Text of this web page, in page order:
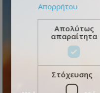
Απορρήτου
Απολύτως
απαραίτητα
Στόχευσης